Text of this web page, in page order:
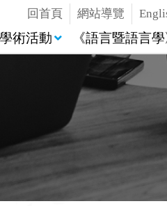
回首頁 網站導覽
學術活動 《語言暨語言學